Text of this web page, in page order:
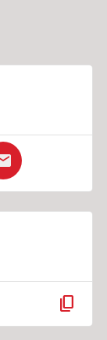
content_copy